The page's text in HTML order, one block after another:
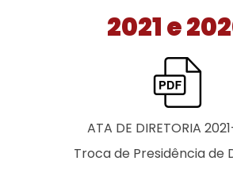
2021 e
ATA DE DIRETORIA
Troca de Presidência de